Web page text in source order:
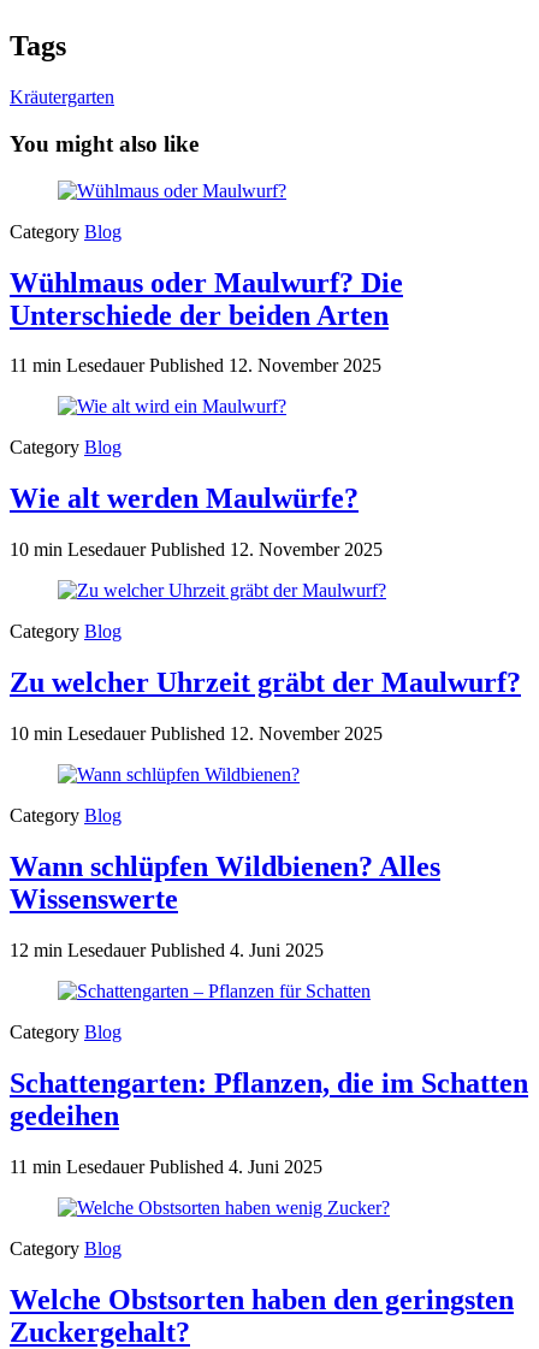
Tags
Kräutergarten
You might also like
Category Blog
Wühlmaus oder Maulwurf? Die
Unterschiede der beiden Arten
11 min LesedauerPublished 12. November 2025
Category Blog
Wie alt werden Maulwürfe?
10 min LesedauerPublished 12. November 2025
Category Blog
Zu welcher Uhrzeit gräbt der Maulwurf?
10 min LesedauerPublished 12. November 2025
Category Blog
Wann schlüpfen Wildbienen? Alles
Wissenswerte
12 min LesedauerPublished 4. Juni 2025
Category Blog
Schattengarten: Pflanzen, die im Schatten
gedeihen
11 min LesedauerPublished 4. Juni 2025
Category Blog
Welche Obstsorten haben den geringsten
Zuckergehalt?